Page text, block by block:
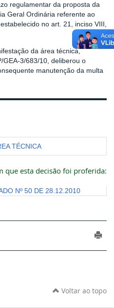
regulamentar da proposta da
Geral Ordinária referente ao
no art. 21, inciso VIII,
da área técnica,
GEA-3/683/10, deliberou o
manutenção da multa
TÉCNICA
que esta decisão foi proferida:
Nº 50 DE 28.12.2010
Voltar ao topo